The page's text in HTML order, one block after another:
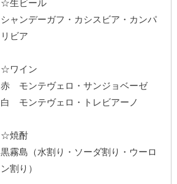
☆生ビール
シャンデーガフ・カシスビア・カンパ
リビア
☆ワイン
赤 モンテヴェロ・サンジョベーゼ
白 モンテヴェロ・トレビアーノ
☆焼酎
黒霧島（水割り・ソーダ割り・ウーロ
ン割り）